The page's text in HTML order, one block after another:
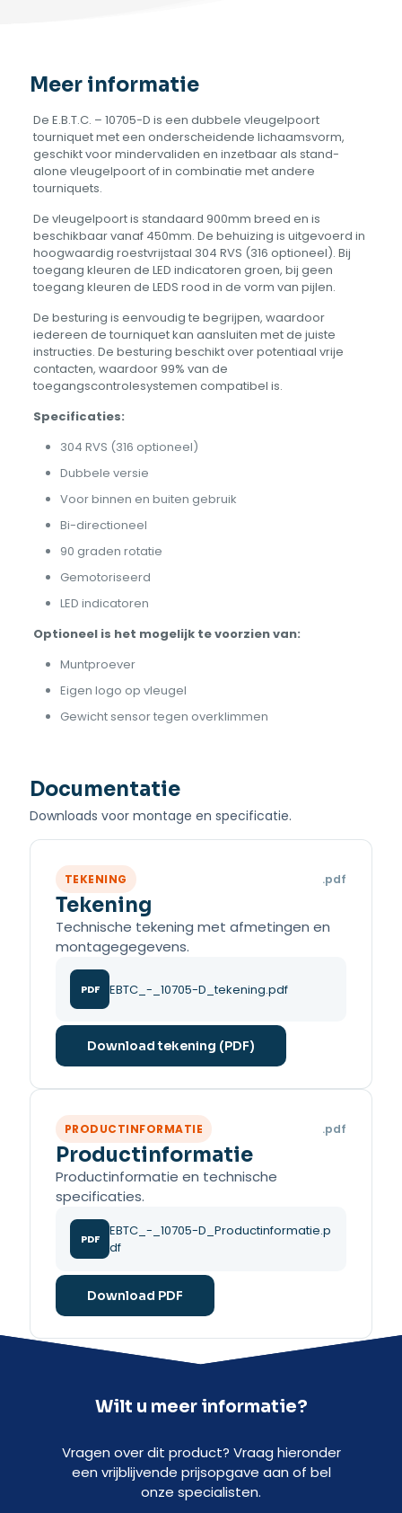
Meer informatie
De E.B.T.C. – 10705-D is een dubbele vleugelpoort
tourniquet met een onderscheidende lichaamsvorm,
geschikt voor mindervaliden en inzetbaar als stand-
alone vleugelpoort of in combinatie met andere
tourniquets.
De vleugelpoort is standaard 900mm breed en is
beschikbaar vanaf 450mm. De behuizing is uitgevoerd in
hoogwaardig roestvrijstaal 304 RVS (316 optioneel). Bij
toegang kleuren de LED indicatoren groen, bij geen
toegang kleuren de LEDS rood in de vorm van pijlen.
De besturing is eenvoudig te begrijpen, waardoor
iedereen de tourniquet kan aansluiten met de juiste
instructies. De besturing beschikt over potentiaal vrije
contacten, waardoor 99% van de
toegangscontrolesystemen compatibel is.
Specificaties:
304 RVS (316 optioneel)
Dubbele versie
Voor binnen en buiten gebruik
Bi-directioneel
90 graden rotatie
Gemotoriseerd
LED indicatoren
Optioneel is het mogelijk te voorzien van:
Muntproever
Eigen logo op vleugel
Gewicht sensor tegen overklimmen
Documentatie
Downloads voor montage en specificatie.
TEKENING .pdf
Tekening
Technische tekening met afmetingen en
montagegegevens.
PDF EBTC_-_10705-D_tekening.pdf
Download tekening (PDF)
PRODUCTINFORMATIE .pdf
Productinformatie
Productinformatie en technische
specificaties.
PDF
EBTC_-_10705-D_Productinformatie.p
df
Download PDF
Wilt u meer informatie?
Vragen over dit product? Vraag hieronder
een vrijblijvende prijsopgave aan of bel
onze specialisten.